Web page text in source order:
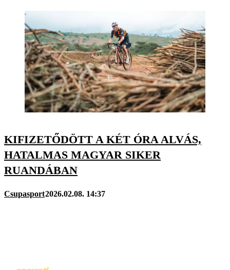
KIFIZETŐDÖTT A KÉT ÓRA ALVÁS,
HATALMAS MAGYAR SIKER
RUANDÁBAN
Csupasport2026.02.08. 14:37